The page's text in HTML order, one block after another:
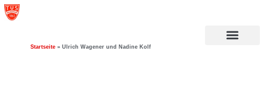
Startseite » Ulrich Wagener und Nadine Kolf